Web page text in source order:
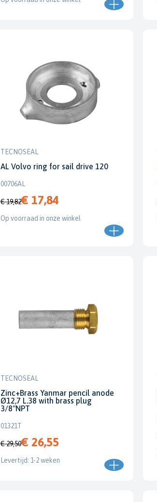
TECNOSEAL
AL Volvo ring for sail drive 120
00706AL
€ 19,82€ 17,84
Op voorraad in onze winkel
TECNOSEAL
Zinc+Brass Yanmar pencil anode
Ø12,7 L.38 with brass plug
3/8''NPT
01321T
€ 29,50€ 26,55
Levertijd: 1-2 weken